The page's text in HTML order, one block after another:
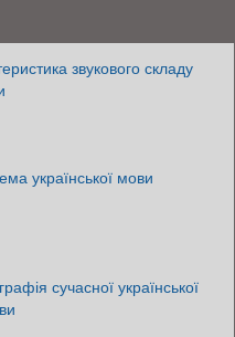
звукового складу
української мови
сучасної української